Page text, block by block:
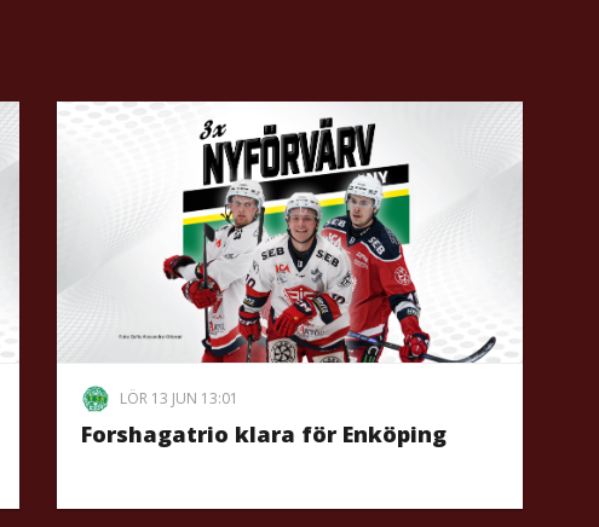
LÖR 13 JUN 13:01
Forshagatrio klara för Enköping